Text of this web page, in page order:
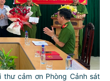
thư cảm ơn Phòng Cảnh sát